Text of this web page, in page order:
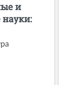
и